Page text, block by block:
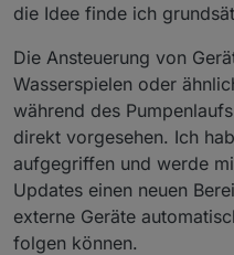
die Idee finde ich
Die Ansteuerung von
Wasserspielen oder
während des
direkt vorgesehen. Ich
aufgegriffen und werde
Updates einen neuen
externe Geräte
folgen können.